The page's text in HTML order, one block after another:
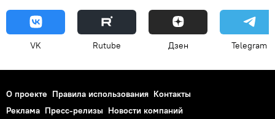
VK Rutube Дзен Telegram
О проекте Правила использования Контакты
Реклама Пресс-релизы Новости компаний